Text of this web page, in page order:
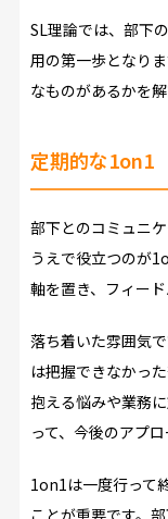
SL理論では、部下
用の第一歩となり
なものがあるかを解
定期的な1on1
部下とのコミュニ
うえで役立つのが
軸を置き、フィー
落ち着いた雰囲気
は把握できなかっ
抱える悩みや業務
って、今後のアプ
1on1は一度行って